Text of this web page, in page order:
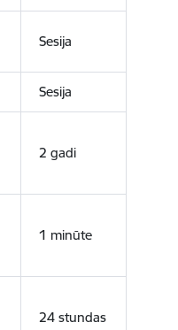
Sesija
Sesija
2 gadi
1 minūte
24 stundas